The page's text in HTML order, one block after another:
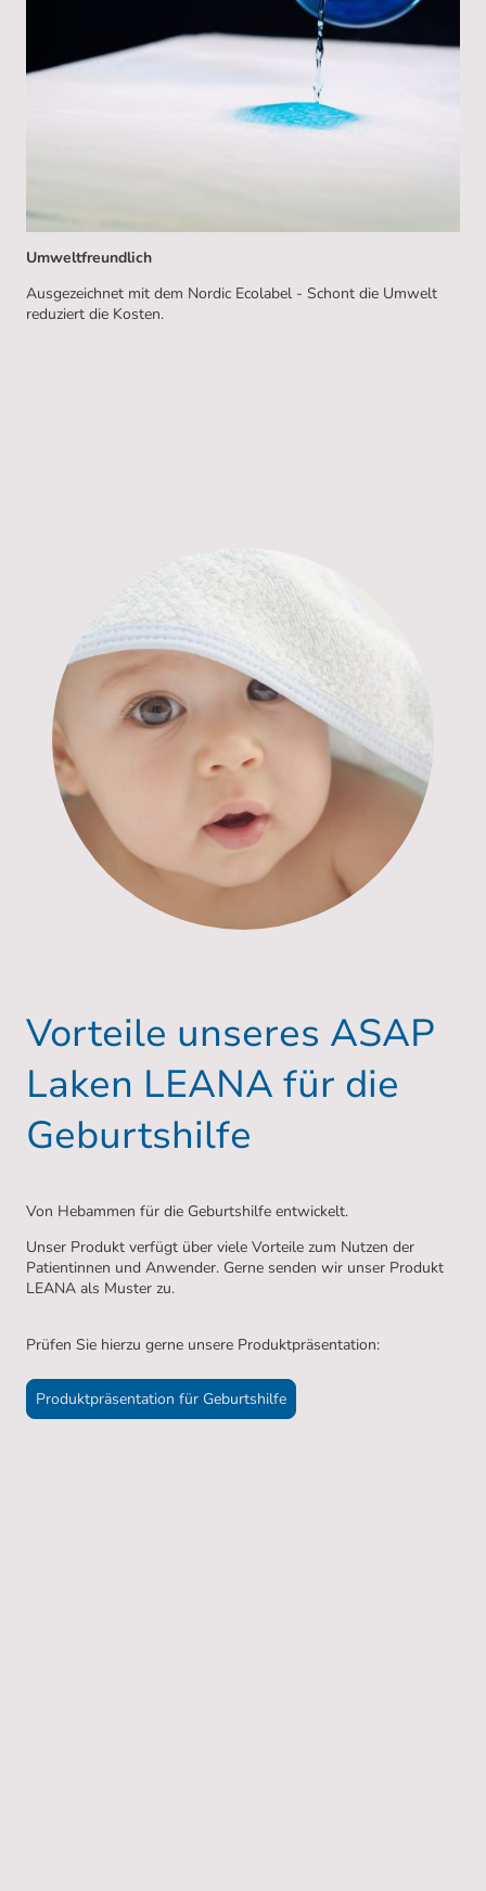
Umweltfreundlich
Ausgezeichnet mit dem Nordic Ecolabel - Schont die Umwelt
reduziert die Kosten.
Vorteile unseres ASAP
Laken LEANA für die
Geburtshilfe
Von Hebammen für die Geburtshilfe entwickelt.
Unser Produkt verfügt über viele Vorteile zum Nutzen der
Patientinnen und Anwender. Gerne senden wir unser Produkt
LEANA als Muster zu.
Prüfen Sie hierzu gerne unsere Produktpräsentation:
Produktpräsentation für Geburtshilfe